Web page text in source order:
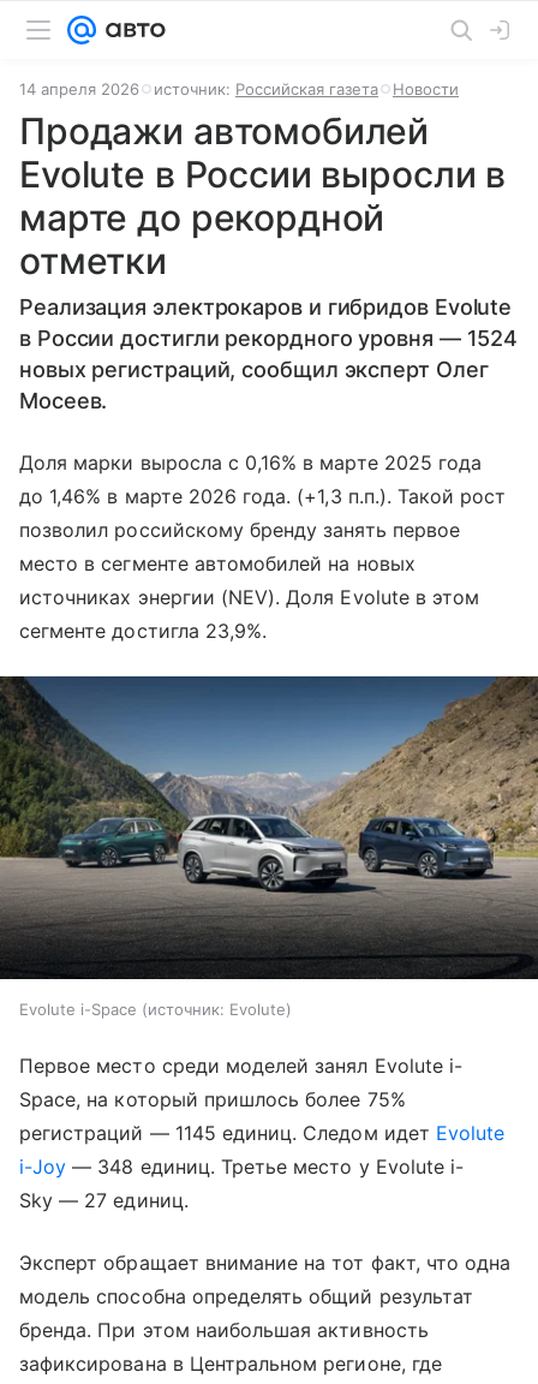
14 апреля 2026 источник: Российская газета Новости
Продажи автомобилей
Evolute в России выросли в
марте до рекордной
отметки
Реализация электрокаров и гибридов Evolute
в России достигли рекордного уровня — 1524
новых регистраций, сообщил эксперт Олег
Мосеев.
Доля марки выросла с 0,16% в марте 2025 года
до 1,46% в марте 2026 года. (+1,3 п.п.). Такой рост
позволил российскому бренду занять первое
место в сегменте автомобилей на новых
источниках энергии (NEV). Доля Evolute в этом
сегменте достигла 23,9%.
Evolute i-Space источник: Evolute
Первое место среди моделей занял Evolute i-
Space, на который пришлось более 75%
регистраций — 1145 единиц. Следом идет Evolute
i-Joy — 348 единиц. Третье место у Evolute i-
Sky — 27 единиц.
Эксперт обращает внимание на тот факт, что одна
модель способна определять общий результат
бренда. При этом наибольшая активность
зафиксирована в Центральном регионе, где